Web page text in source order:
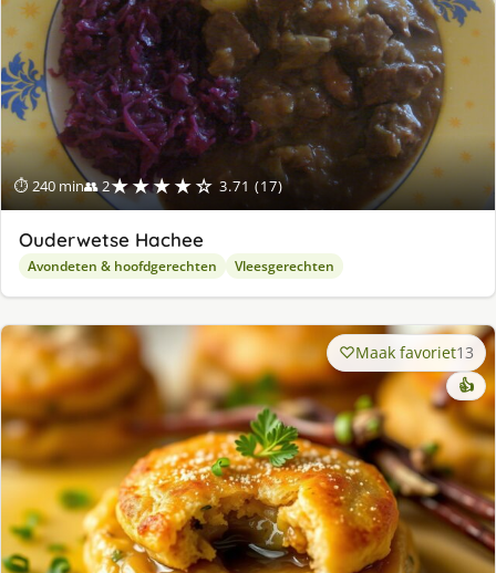
⏱ 240 min👥 2★★★★☆ 3.71 (17)
Ouderwetse Hachee
Avondeten & hoofdgerechten Vleesgerechten
Maak favoriet13
👍